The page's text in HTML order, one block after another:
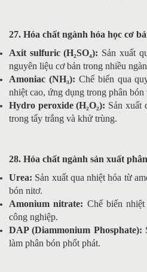
27. Hóa chất ngành hóa học cơ
Axit sulfuric (H₂SO₄): Sản xuất
nguyên liệu cơ bản trong nhiều
Amoniac (NH₃): Chế biến qua
nhiệt cao, ứng dụng trong phân bón
Hydro peroxide (H₂O₂): Sản xuất
trong tẩy trắng và khử trùng.
28. Hóa chất ngành sản xuất
Urea: Sản xuất qua nhiệt hóa từ
bón nitơ.
Amonium nitrate: Chế biến
công nghiệp.
DAP (Diammonium Phosphate):
làm phân bón phốt phát.